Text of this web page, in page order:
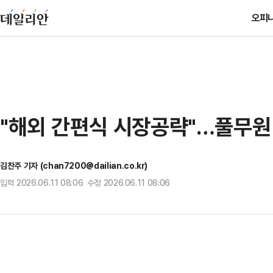
오피
"해외 간편식 시장공략"…풀무
김찬주 기자 (chan7200@dailian.co.kr)
입력 2026.06.11 08:06 수정 2026.06.11 08:06